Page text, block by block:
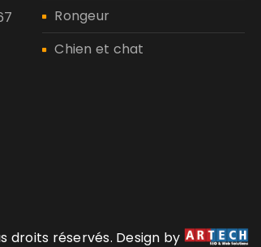
Rongeur
Chien et chat
droits réservés. Design by